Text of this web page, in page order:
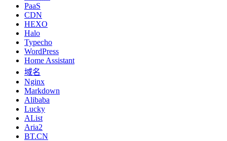
PaaS
CDN
HEXO
Halo
Typecho
WordPress
Home Assistant
域名
Nginx
Markdown
Alibaba
Lucky
AList
Aria2
BT.CN